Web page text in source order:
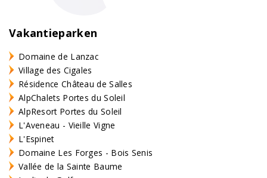
Vakantieparken
Domaine de Lanzac
Village des Cigales
Résidence Château de Salles
AlpChalets Portes du Soleil
AlpResort Portes du Soleil
L'Aveneau - Vieille Vigne
L'Espinet
Domaine Les Forges - Bois Senis
Vallée de la Sainte Baume